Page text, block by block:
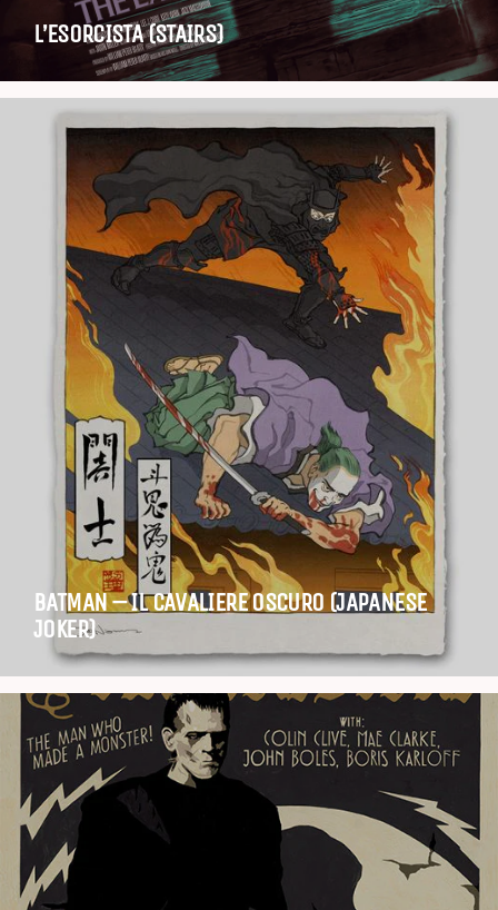
L’ESORCISTA (STAIRS)
BATMAN – IL CAVALIERE OSCURO (JAPANESE
JOKER)